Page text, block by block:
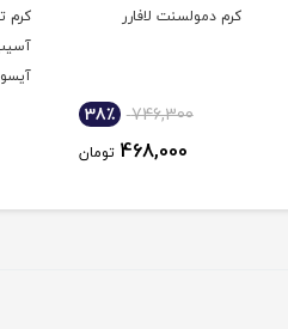
کرم دمولسنت لافارر
746,300 38٪
468,000 تومان
کرم